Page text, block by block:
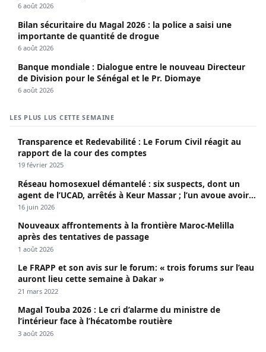
6 août 2026
Bilan sécuritaire du Magal 2026 : la police a saisi une
importante de quantité de drogue
6 août 2026
Banque mondiale : Dialogue entre le nouveau Directeur
de Division pour le Sénégal et le Pr. Diomaye
6 août 2026
LES PLUS LUS CETTE SEMAINE
Transparence et Redevabilité : Le Forum Civil réagit au
rapport de la cour des comptes
19 février 2025
Réseau homosexuel démantelé : six suspects, dont un
agent de l’UCAD, arrêtés à Keur Massar ; l’un avoue avoir
propagé le VIH depuis 2018
16 juin 2026
Nouveaux affrontements à la frontière Maroc-Melilla
après des tentatives de passage
1 août 2026
Le FRAPP et son avis sur le forum: « trois forums sur l’eau
auront lieu cette semaine à Dakar »
21 mars 2022
Magal Touba 2026 : Le cri d’alarme du ministre de
l’intérieur face à l’hécatombe routière
3 août 2026